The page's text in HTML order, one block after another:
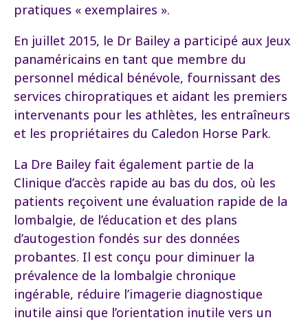
pratiques « exemplaires ».
En juillet 2015, le Dr Bailey a participé aux Jeux
panaméricains en tant que membre du
personnel médical bénévole, fournissant des
services chiropratiques et aidant les premiers
intervenants pour les athlètes, les entraîneurs
et les propriétaires du Caledon Horse Park.
La Dre Bailey fait également partie de la
Clinique d’accès rapide au bas du dos, où les
patients reçoivent une évaluation rapide de la
lombalgie, de l’éducation et des plans
d’autogestion fondés sur des données
probantes. Il est conçu pour diminuer la
prévalence de la lombalgie chronique
ingérable, réduire l’imagerie diagnostique
inutile ainsi que l’orientation inutile vers un